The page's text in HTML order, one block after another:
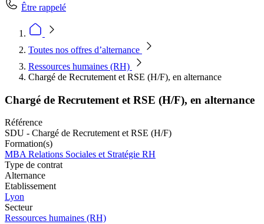
Être rappelé
Toutes nos offres d’alternance
Ressources humaines (RH)
Chargé de Recrutement et RSE (H/F), en alternance
Chargé de Recrutement et RSE (H/F), en alternance
Référence
SDU - Chargé de Recrutement et RSE (H/F)
Formation(s)
MBA Relations Sociales et Stratégie RH
Type de contrat
Alternance
Etablissement
Lyon
Secteur
Ressources humaines (RH)